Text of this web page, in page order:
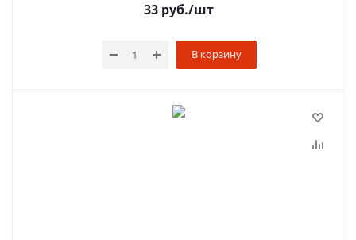
33 руб./шт
В корзину